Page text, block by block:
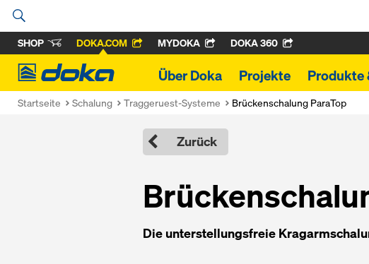
SHOP DOKA.COM MYDOKA DOKA 360
Doka
Über Doka Projekte Produkte
Startseite Schalung Traggeruest-Systeme Brückenschalung ParaTop
Zurück
Die unterstellungsfreie